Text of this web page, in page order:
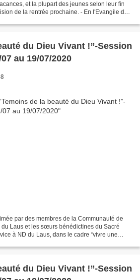
et la plupart des jeunes selon leur fin
de la rentrée prochaine. - En l'Evangile de
du Dieu Vivant !”-Session
au 19/07/2020
par des membres de la Communauté de
du Laus et les sœurs bénédictines du Sacré
à ND du Laus, dans le cadre “vivre une
du Dieu Vivant !”-Session